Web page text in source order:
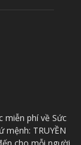
miễn phí về Sức
TRUYỀN